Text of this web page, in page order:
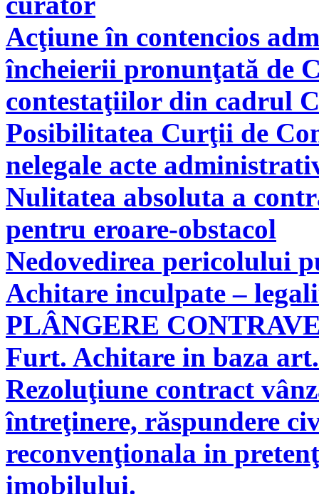
Acţiune în contencios
încheierii pronunţată de
contestaţiilor din cadrul
Posibilitatea Curţii de
nelegale acte
Nulitatea absoluta a
pentru eroare-obstacol
Nedovedirea pericolului
Achitare inculpate –
PLÂNGERE
Furt. Achitare in baza
Rezoluţiune contract
întreţinere, răspundere
reconvenţionala in
imobilului.